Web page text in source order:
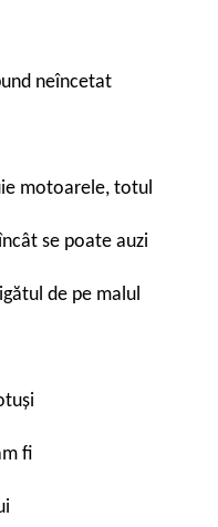
neîncetat
motoarele, totul
se poate auzi
de pe malul
fi